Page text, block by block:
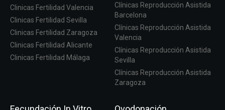
FINANCIACIÓN A MEDIDA
Clinicas Fertilidad Valencia
Clinicas Fertilidad Sevilla
Clinicas Fertilidad Zaragoza
Clinicas Fertilidad Alicante
Clinicas Fertilidad Málaga
Clínicas Reproducción Asistida
Barcelona
Clínicas Reproducción Asistida
Valencia
Clínicas Reproducción Asistida
Sevilla
Clínicas Reproducción Asistida
Zaragoza